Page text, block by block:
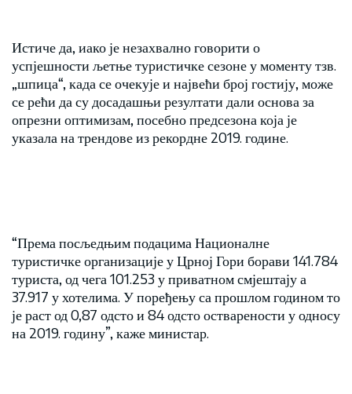
Истиче да, иако је незахвално говорити о
успјешности љетње туристичке сезоне у моменту тзв.
„шпица“, када се очекује и највећи број гостију, може
се рећи да су досадашњи резултати дали основа за
опрезни оптимизам, посебно предсезона која је
указала на трендове из рекордне 2019. године.
“Према посљедњим подацима Националне
туристичке организације у Црној Гори борави 141.784
туриста, од чега 101.253 у приватном смјештају а
37.917 у хотелима. У поређењу са прошлом годином то
је раст од 0,87 одсто и 84 одсто остварености у односу
на 2019. годину”, каже министар.